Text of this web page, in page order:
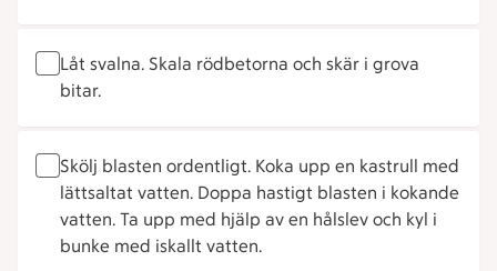
Låt svalna. Skala rödbetorna och skär i grova
bitar.
Skölj blasten ordentligt. Koka upp en kastrull med
lättsaltat vatten. Doppa hastigt blasten i kokande
vatten. Ta upp med hjälp av en hålslev och kyl i
bunke med iskallt vatten.